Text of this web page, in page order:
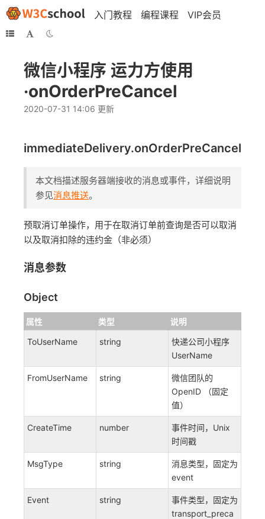
入门教程 编程课程 VIP会员
微信小程序 运力方使用
·onOrderPreCancel
2020-07-31 14:06 更新
immediateDelivery.onOrderPreCancel
本文档描述服务器端接收的消息或事件，详细说明
参见消息推送。
预取消订单操作，用于在取消订单前查询是否可以取消
以及取消扣除的违约金（非必须）
消息参数
Object
属性 类型
说明
ToUserName
string
快递公司小程序
UserName
FromUserName string
微信团队的
OpenID （固定
值）
CreateTime number
事件时间，Unix
时间戳
MsgType string
消息类型，固定为
event
Event string
事件类型，固定为
transport_preca